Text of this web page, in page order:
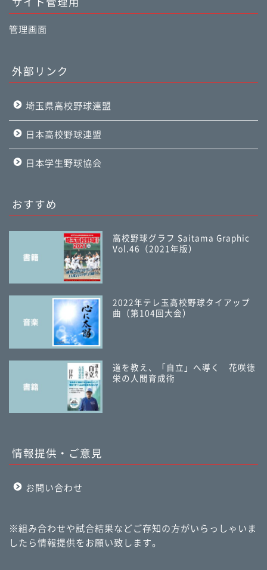
管理画面
外部リンク
埼玉県高校野球連盟
日本高校野球連盟
日本学生野球協会
おすすめ
高校野球グラフ Saitama Graphic
Vol.46（2021年版）
2022年テレ玉高校野球タイアップ
曲（第104回大会）
道を教え、「自立」へ導く 花咲徳
栄の人間育成術
情報提供・ご意見
お問い合わせ
※組み合わせや試合結果などご存知の方がいらっしゃいま
したら情報提供をお願い致します。